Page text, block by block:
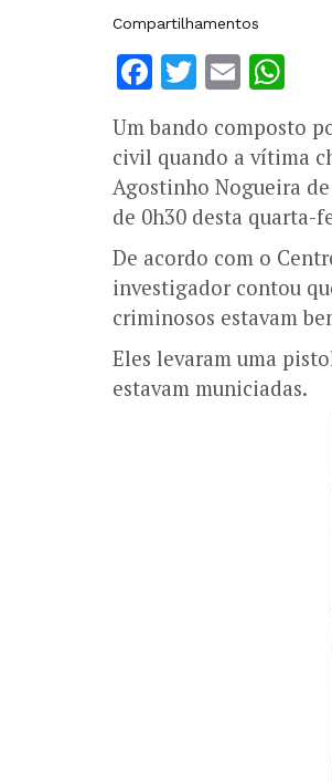
Compartilhamentos
Facebook
Twitter
Email
Um bando composto
civil quando a vítima
Agostinho Nogueira
de 0h30 desta quarta-
De acordo com o
investigador contou
criminosos estavam
Eles levaram uma
estavam municiadas.